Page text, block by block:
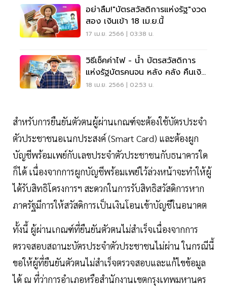
อย่าลืม!"บัตรสวัสดิการแห่งรัฐ"งวด
สอง เงินเข้า 18 เม.ย.นี้
17 เม.ย. 2566 | 03:38 น.
วิธีเช็คค่าไฟ - น้ำ บัตรสวัสดิการ
แห่งรัฐบัตรคนจน หลัง คลัง คืนเงิน
วันนี้
18 เม.ย. 2566 | 02:53 น.
สำหรับการยืนยันตัวตนผู้ผ่านเกณฑ์จะต้องใช้บัตรประจำ
ตัวประชาชนอเนกประสงค์ (Smart Card) และต้องผูก
บัญชีพร้อมเพย์กับเลขประจำตัวประชาชนกับธนาคารใด
ก็ได้ เนื่องจากการผูกบัญชีพร้อมเพย์ไว้ล่วงหน้าจะทำให้ผู้
ได้รับสิทธิโครงการฯ สะดวกในการรับสิทธิสวัสดิการหาก
ภาครัฐมีการให้สวัสดิการเป็นเงินโอนเข้าบัญชีในอนาคต
ทั้งนี้ ผู้ผ่านเกณฑ์ที่ยืนยันตัวตนไม่สำเร็จเนื่องจากการ
ตรวจสอบสถานะบัตรประจำตัวประชาชนไม่ผ่าน ในกรณีนี้
ขอให้ผู้ที่ยืนยันตัวตนไม่สำเร็จตรวจสอบและแก้ไขข้อมูล
ได้ ณ ที่ว่าการอำเภอหรือสำนักงานเขตกรุงเทพมหานคร